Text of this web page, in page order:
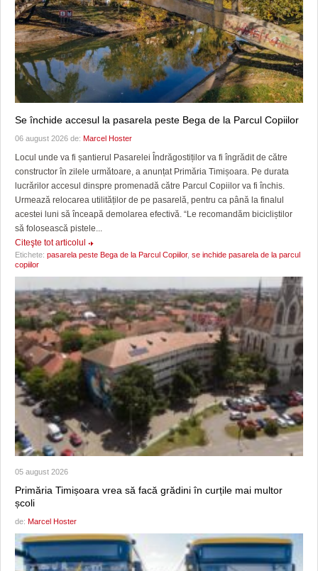
Se închide accesul la pasarela peste Bega de la Parcul Copiilor
06 august 2026 de: Marcel Hoster
Locul unde va fi șantierul Pasarelei Îndrăgostiților va fi îngrădit de către
constructor în zilele următoare, a anunțat Primăria Timișoara. Pe durata
lucrărilor accesul dinspre promenadă către Parcul Copiilor va fi închis.
Urmează relocarea utilităților de pe pasarelă, pentru ca până la finalul
acestei luni să înceapă demolarea efectivă. “Le recomandăm bicicliștilor
să folosească pistele...
Citeşte tot articolul
Etichete: pasarela peste Bega de la Parcul Copiilor, se inchide pasarela de la parcul
copiilor
05 august 2026
Primăria Timișoara vrea să facă grădini în curțile mai multor
școli
de: Marcel Hoster